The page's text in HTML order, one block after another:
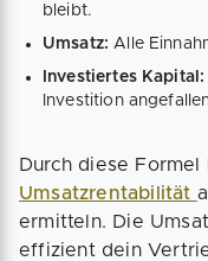
bleibt.
Umsatz: Alle
Investiertes Kapital:
Investition
Durch diese
Umsatzrentabilität
ermitteln. Die
effizient dein